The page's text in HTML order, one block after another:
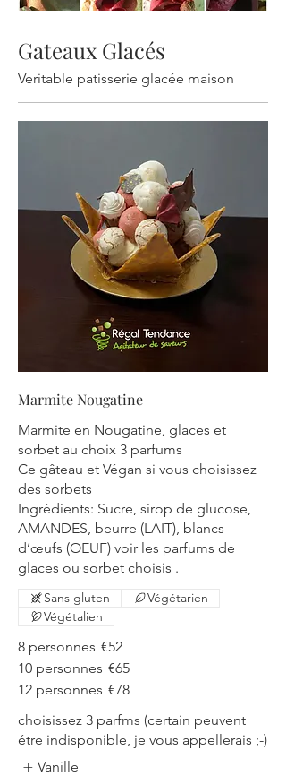
Gateaux Glacés
Veritable patisserie glacée maison
Marmite Nougatine
Marmite en Nougatine, glaces et
sorbet au choix 3 parfums
Ce gâteau et Végan si vous choisissez
des sorbets
Ingrédients: Sucre, sirop de glucose,
AMANDES, beurre (LAIT), blancs
d’œufs (OEUF) voir les parfums de
glaces ou sorbet choisis .
8 personnes €52
10 personnes €65
12 personnes €78
Sans gluten
Végétarien
Végétalien
choisissez 3 parfms (certain peuvent
étre indisponible, je vous appellerais ;-)
Vanille